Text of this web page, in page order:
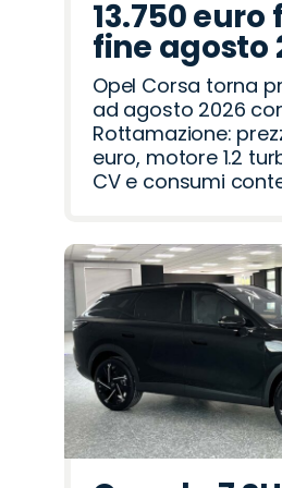
13.750 euro
fine agosto
Opel Corsa torna
ad agosto 2026
Rottamazione:
euro, motore 1.2
CV e consumi